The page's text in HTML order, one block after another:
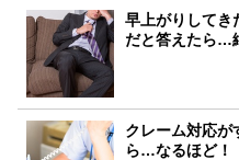
早上がりしてき
だと答えたら…
クレーム対応が
ら…なるほど！